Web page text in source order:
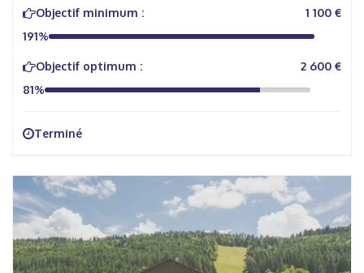
Objectif minimum :
1 100 €
191%
Objectif optimum :
2 600 €
81%
Terminé